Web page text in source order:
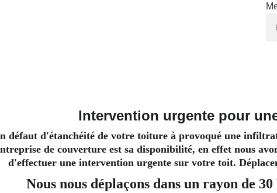
Intervention urgente pour
défaut d'étanchéité de votre toiture à provoqué une
de couverture est sa disponibilité, en effet nous
d'effectuer une intervention urgente sur votre toit.
Nous nous déplaçons dans un rayon de